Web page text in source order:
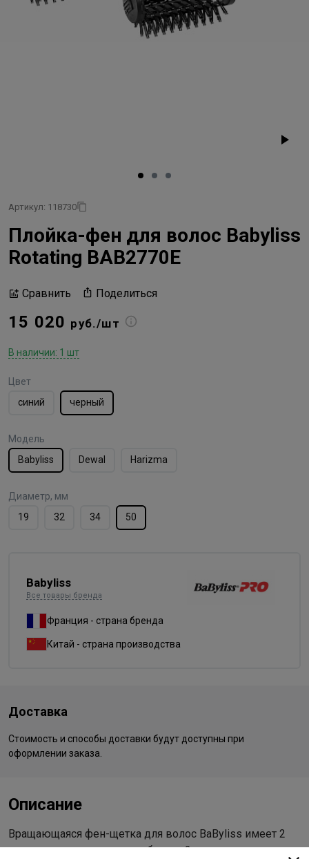
Артикул: 118730
Плойка-фен для волос Babyliss
Rotating BAB2770E
Сравнить Поделиться
15 020 руб./шт
В наличии: 1 шт
Цвет
синий
черный
Модель
Babyliss
Dewal Harizma
Диаметр, мм
19
32 34 50
Babyliss
Все товары бренда
Франция - страна бренда
Китай - страна производства
Доставка
Стоимость и способы доставки будут доступны при
оформлении заказа.
Описание
Вращающаяся фен-щетка для волос BaByliss имеет 2
температурных режима работы и 2 скорости подачи